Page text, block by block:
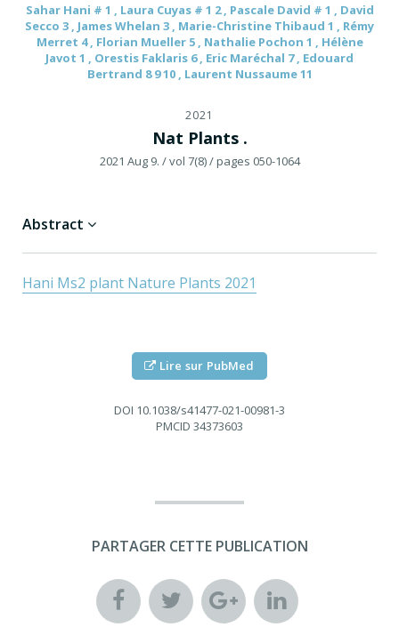
Sahar Hani # 1 , Laura Cuyas # 1 2 , Pascale David # 1 , David
Secco 3 , James Whelan 3 , Marie-Christine Thibaud 1 , Rémy
Merret 4 , Florian Mueller 5 , Nathalie Pochon 1 , Hélène
Javot 1 , Orestis Faklaris 6 , Eric Maréchal 7 , Edouard
Bertrand 8 9 10 , Laurent Nussaume 11
2021
Nat Plants .
2021 Aug 9. / vol 7(8)/ pages 050-1064
Abstract
Hani Ms2 plant Nature Plants 2021
Lire sur PubMed
DOI 10.1038/s41477-021-00981-3
PMCID 34373603
PARTAGER CETTE PUBLICATION